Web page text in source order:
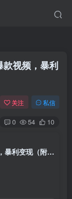
款视频，暴利
关注 私信
0 54 10
抖音零食起号教程，手把手教你做爆款视频，暴利变现（附赠原创高清素材）